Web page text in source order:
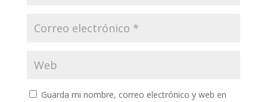
Guarda mi nombre, correo electrónico y web en